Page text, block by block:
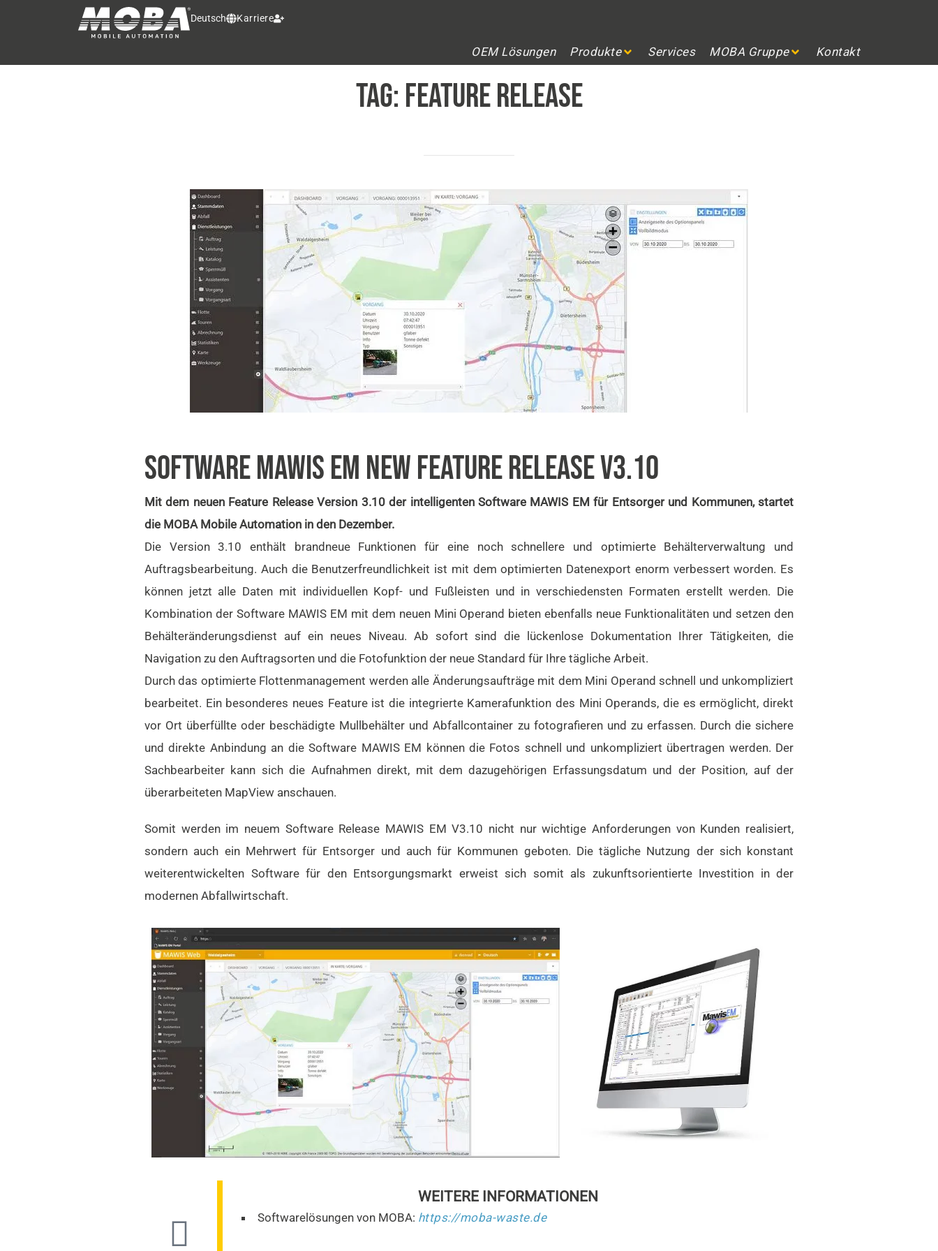
Deutsch Karriere
OEM Lösungen Produkte Services MOBA Gruppe Kontakt
TAG: feature release
SOFTWARE MAWIS EM NEW FEATURE RELEASE V3.10
Mit dem neuen Feature Release Version 3.10 der intelligenten Software MAWIS EM für Entsorger und Kommunen, startet
die MOBA Mobile Automation in den Dezember.
Die Version 3.10 enthält brandneue Funktionen für eine noch schnellere und optimierte Behälterverwaltung und
Auftragsbearbeitung. Auch die Benutzerfreundlichkeit ist mit dem optimierten Datenexport enorm verbessert worden. Es
können jetzt alle Daten mit individuellen Kopf- und Fußleisten und in verschiedensten Formaten erstellt werden. Die
Kombination der Software MAWIS EM mit dem neuen Mini Operand bieten ebenfalls neue Funktionalitäten und setzen den
Behälteränderungsdienst auf ein neues Niveau. Ab sofort sind die lückenlose Dokumentation Ihrer Tätigkeiten, die
Navigation zu den Auftragsorten und die Fotofunktion der neue Standard für Ihre tägliche Arbeit.
Durch das optimierte Flottenmanagement werden alle Änderungsaufträge mit dem Mini Operand schnell und unkompliziert
bearbeitet. Ein besonderes neues Feature ist die integrierte Kamerafunktion des Mini Operands, die es ermöglicht, direkt
vor Ort überfüllte oder beschädigte Mullbehälter und Abfallcontainer zu fotografieren und zu erfassen. Durch die sichere
und direkte Anbindung an die Software MAWIS EM können die Fotos schnell und unkompliziert übertragen werden. Der
Sachbearbeiter kann sich die Aufnahmen direkt, mit dem dazugehörigen Erfassungsdatum und der Position, auf der
überarbeiteten MapView anschauen.
Somit werden im neuem Software Release MAWIS EM V3.10 nicht nur wichtige Anforderungen von Kunden realisiert,
sondern auch ein Mehrwert für Entsorger und auch für Kommunen geboten. Die tägliche Nutzung der sich konstant
weiterentwickelten Software für den Entsorgungsmarkt erweist sich somit als zukunftsorientierte Investition in der
modernen Abfallwirtschaft.
WEITERE INFORMATIONEN
Softwarelösungen von MOBA: https://moba-waste.de